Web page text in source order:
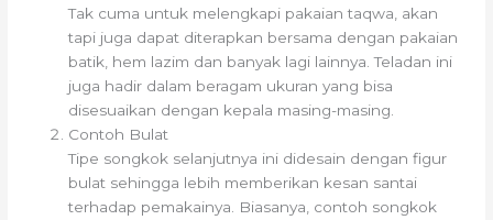
Tak cuma untuk melengkapi pakaian taqwa, akan
tapi juga dapat diterapkan bersama dengan pakaian
batik, hem lazim dan banyak lagi lainnya. Teladan ini
juga hadir dalam beragam ukuran yang bisa
disesuaikan dengan kepala masing-masing.
Contoh Bulat
Tipe songkok selanjutnya ini didesain dengan figur
bulat sehingga lebih memberikan kesan santai
terhadap pemakainya. Biasanya, contoh songkok